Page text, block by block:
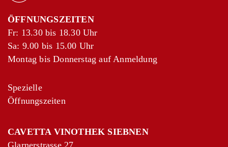
ÖFFNUNGSZEITEN
Fr: 13.30 bis 18.30 Uhr
Sa: 9.00 bis 15.00 Uhr
Montag bis Donnerstag auf Anmeldung
Spezielle
Öffnungszeiten
CAVETTA VINOTHEK SIEBNEN